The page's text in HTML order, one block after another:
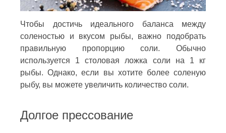
Чтобы достичь идеального баланса между
соленостью и вкусом рыбы, важно подобрать
правильную пропорцию соли. Обычно
используется 1 столовая ложка соли на 1 кг
рыбы. Однако, если вы хотите более соленую
рыбу, вы можете увеличить количество соли.
Долгое прессование